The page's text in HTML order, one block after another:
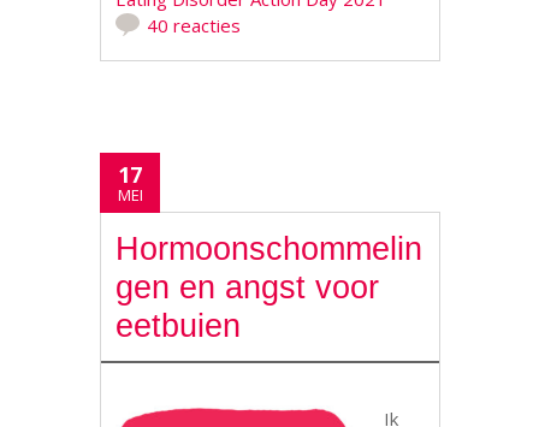
40 reacties
17
MEI
Hormoonschommelin
gen en angst voor
eetbuien
Ik